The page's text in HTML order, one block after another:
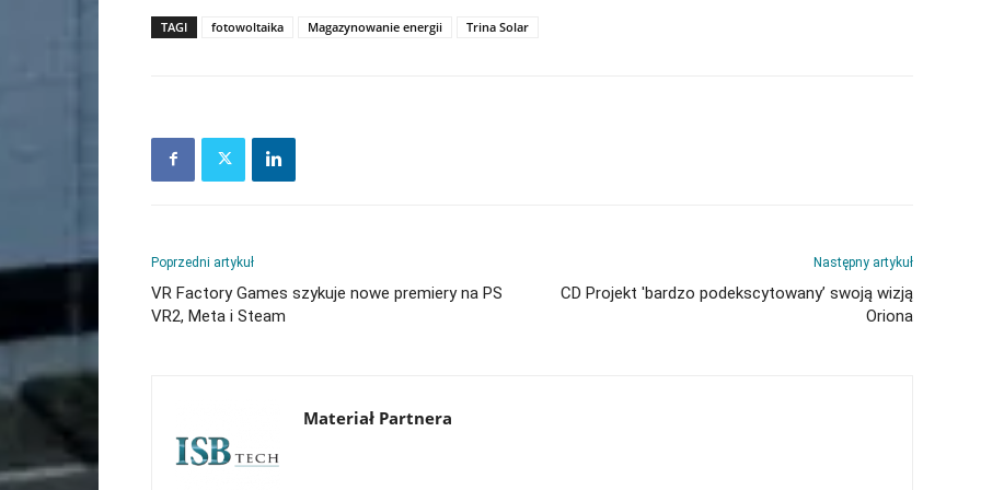
TAGI fotowoltaika Magazynowanie energii Trina Solar
Poprzedni artykuł
VR Factory Games szykuje nowe premiery na PS
VR2, Meta i Steam
Następny artykuł
CD Projekt 'bardzo podekscytowany’ swoją wizją
Oriona
Materiał Partnera